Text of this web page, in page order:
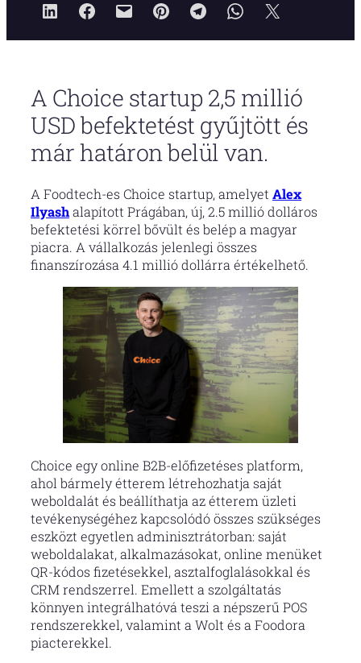
A Choice startup 2,5 millió
USD befektetést gyűjtött és
már határon belül van.
A Foodtech-es Choice startup, amelyet Alex
Ilyashalapított Prágában, új, 2.5 millió dolláros
befektetési körrel bővült és belép a magyar
piacra. A vállalkozás jelenlegi összes
finanszírozása 4.1 millió dollárra értékelhető.
Choice egy online B2B-előfizetéses platform,
ahol bármely étterem létrehozhatja saját
weboldalát és beállíthatja az étterem üzleti
tevékenységéhez kapcsolódó összes szükséges
eszközt egyetlen adminisztrátorban: saját
weboldalakat, alkalmazásokat, online menüket
QR-kódos fizetésekkel, asztalfoglalásokkal és
CRM rendszerrel. Emellett a szolgáltatás
könnyen integrálhatóvá teszi a népszerű POS
rendszerekkel, valamint a Wolt és a Foodora
piacterekkel.